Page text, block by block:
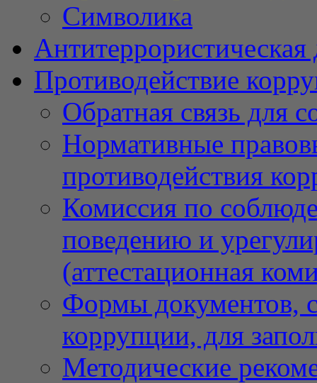
Символика
Антитеррористическая
Противодействие
Обратная связь для
Нормативные
противодействия
Комиссия по
поведению и
(аттестационная
Формы документов,
коррупции, для
Методические